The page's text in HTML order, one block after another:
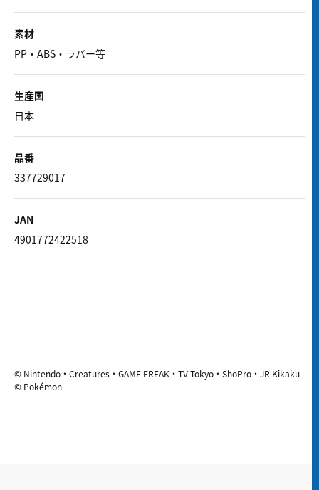
素材
PP・ABS・ラバー等
生産国
日本
品番
337729017
JAN
4901772422518
© Nintendo・Creatures・GAME FREAK・TV Tokyo・ShoPro・JR Kikaku
© Pokémon